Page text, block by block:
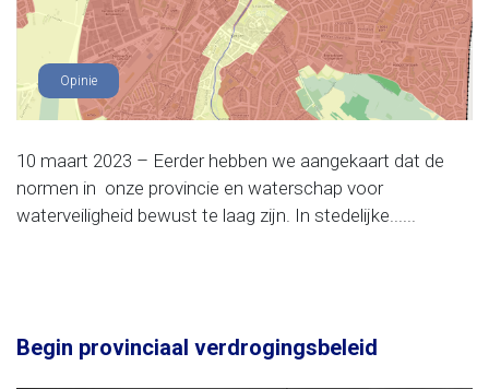
Opinie
10 maart 2023 – Eerder hebben we aangekaart dat de
normen in onze provincie en waterschap voor
waterveiligheid bewust te laag zijn. In stedelijke......
Begin provinciaal verdrogingsbeleid